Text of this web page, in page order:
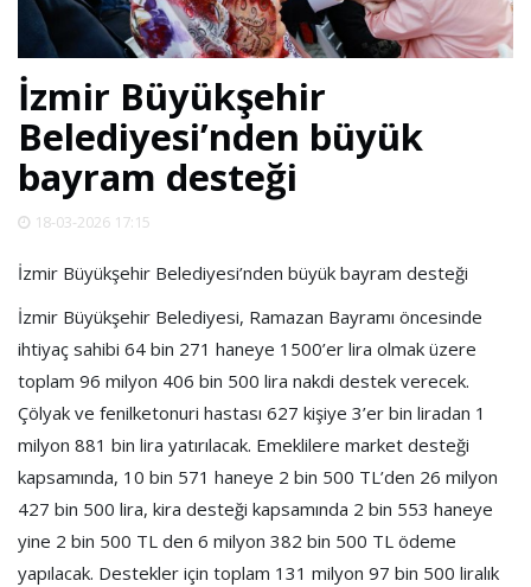
SPOR
DÜNYA
VİDEO
YAZARLAR
RESMİ
REKLAMLAR
İzmir Büyükşehir
Belediyesi’nden büyük
bayram desteği
18-03-2026 17:15
İzmir Büyükşehir Belediyesi’nden büyük bayram desteği
İzmir Büyükşehir Belediyesi, Ramazan Bayramı öncesinde
ihtiyaç sahibi 64 bin 271 haneye 1500’er lira olmak üzere
toplam 96 milyon 406 bin 500 lira nakdi destek verecek.
Çölyak ve fenilketonuri hastası 627 kişiye 3’er bin liradan 1
milyon 881 bin lira yatırılacak. Emeklilere market desteği
kapsamında, 10 bin 571 haneye 2 bin 500 TL’den 26 milyon
427 bin 500 lira, kira desteği kapsamında 2 bin 553 haneye
yine 2 bin 500 TL den 6 milyon 382 bin 500 TL ödeme
yapılacak. Destekler için toplam 131 milyon 97 bin 500 liralık